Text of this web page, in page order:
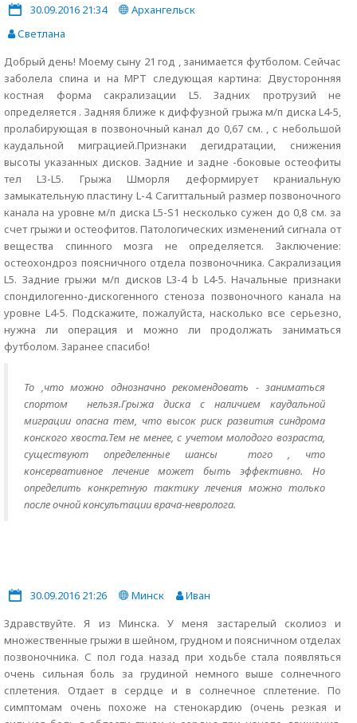
30.09.2016 21:34
Архангельск
Светлана
Добрый день! Моему сыну 21 год , занимается футболом. Сейчас
заболела спина и на МРТ следующая картина: Двусторонняя
костная форма сакрализации L5. Задних протрузий не
определяется . Задняя ближе к диффузной грыжа м/п диска L4-5,
пролабирующая в позвоночный канал до 0,67 см. , с небольшой
каудальной миграцией.Признаки дегидратации, снижения
высоты указанных дисков. Задние и задне -боковые остеофиты
тел L3-L5. Грыжа Шморля деформирует краниальную
замыкательную пластину L-4. Сагиттальный размер позвоночного
канала на уровне м/п диска L5-S1 несколько сужен до 0,8 см. за
счет грыжи и остеофитов. Патологических изменений сигнала от
вещества спинного мозга не определяется. Заключение:
остеохондроз поясничного отдела позвоночника. Сакрализация
L5. Задние грыжи м/п дисков L3-4 b L4-5. Начальные признаки
спондилогенно-дискогенного стеноза позвоночного канала на
уровне L4-5. Подскажите, пожалуйста, насколько все серьезно,
нужна ли операция и можно ли продолжать заниматься
футболом. Заранее спасибо!
То ,что можно однозначно рекомендовать - заниматься
спортом нельзя.Грыжа диска с наличием каудальной
миграции опасна тем, что высок риск развития синдрома
конского хвоста.Тем не менее, с учетом молодого возраста,
существуют определенные шансы того , что
консервативное лечение может быть эффективно. Но
определить конкретную тактику лечения можно только
после очной консультации врача-невролога.
30.09.2016 21:26 Минск
Иван
Здравствуйте. Я из Минска. У меня застарелый сколиоз и
множественные грыжи в шейном, грудном и поясничном отделах
позвоночника. С пол года назад при ходьбе стала появляться
очень сильная боль за грудиной немного выше солнечного
сплетения. Отдает в сердце и в солнечное сплетение. По
симптомам очень похоже на стенокардию (очень резкая и